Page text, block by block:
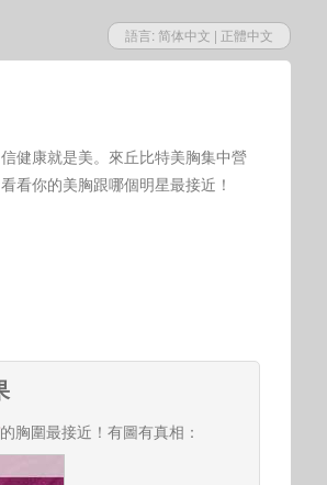
語言: 简体中文 | 正體中文
健康就是美。來丘比特美胸集中營
看你的美胸跟哪個明星最接近！
的胸圍最接近！有圖有真相：